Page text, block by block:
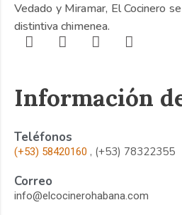
Vedado y Miramar, El Cocinero
distintiva chimenea.
Información
Teléfonos
(+53) 58420160 , (+53) 78322355
Correo
info@elcocinerohabana.com